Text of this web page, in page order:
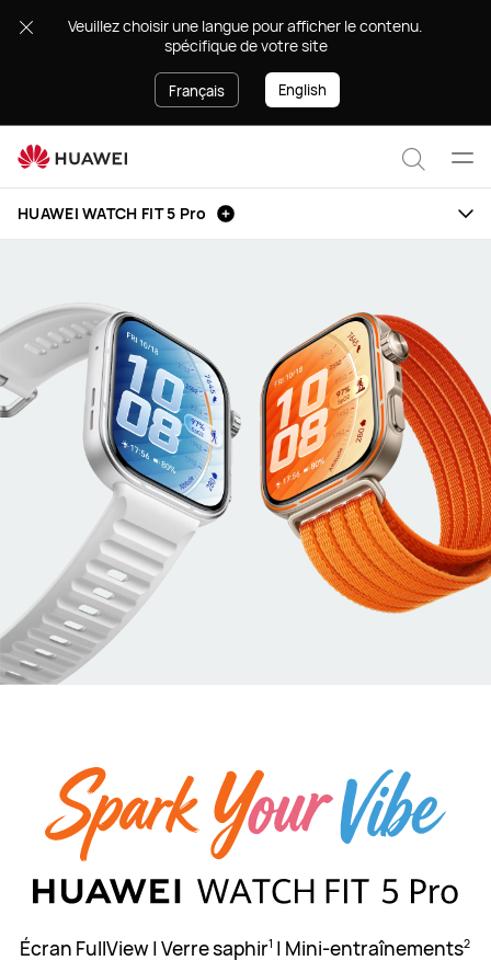
WATCH
.Veuillez choisir une langue pour afficher le contenu
spécifique de votre site
Français English
le
HUAWEI WATCH FIT 5 Pro
Écran FullView | Verre saphir1 | Mini-entraînements2